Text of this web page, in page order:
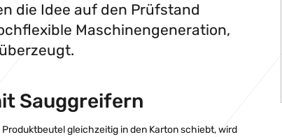
die Idee auf den Prüfstand
Maschinengeneration,
Sauggreifern
gleichzeitig in den Karton schiebt, wird